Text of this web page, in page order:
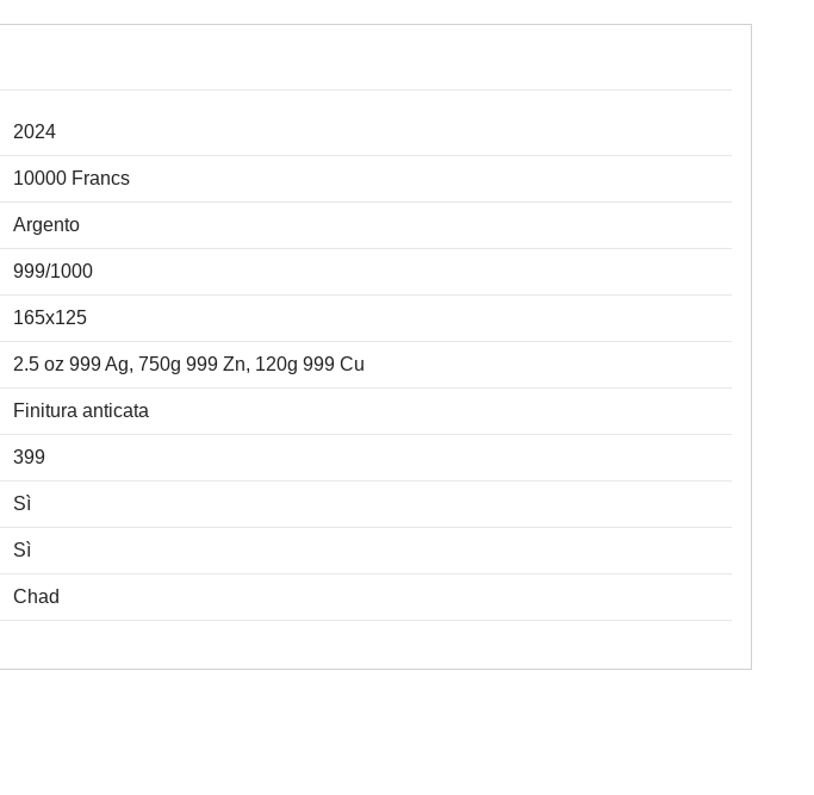
2024
10000 Francs
Argento
999/1000
165x125
2.5 oz 999 Ag, 750g 999 Zn, 120g 999 Cu
Finitura anticata
399
Sì
Sì
Chad